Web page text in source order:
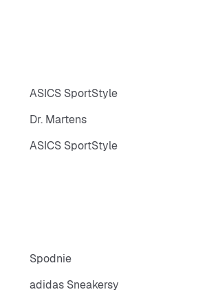
ASICS SportStyle
Dr. Martens
ASICS SportStyle
Spodnie
adidas Sneakersy